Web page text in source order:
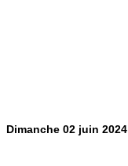
‌Dimanche 02 juin 2024